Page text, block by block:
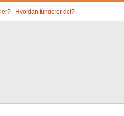
Hvordan fungerer det?